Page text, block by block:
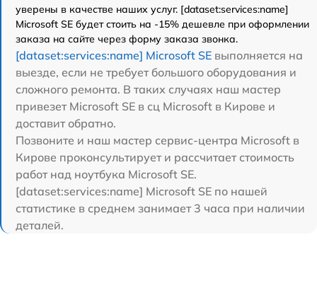
уверены в качестве наших услуг. [dataset:services:name]
Microsoft SE будет стоить на -15% дешевле при оформлении
заказа на сайте через форму заказа звонка.
[dataset:services:name] Microsoft SE выполняется на
выезде, если не требует большого оборудования и
сложного ремонта. В таких случаях наш мастер
привезет Microsoft SE в сц Microsoft в Кирове и
доставит обратно.
Позвоните и наш мастер сервис-центра Microsoft в
Кирове проконсультирует и рассчитает стоимость
работ над ноутбука Microsoft SE.
[dataset:services:name] Microsoft SE по нашей
статистике в среднем занимает 3 часа при наличии
деталей.